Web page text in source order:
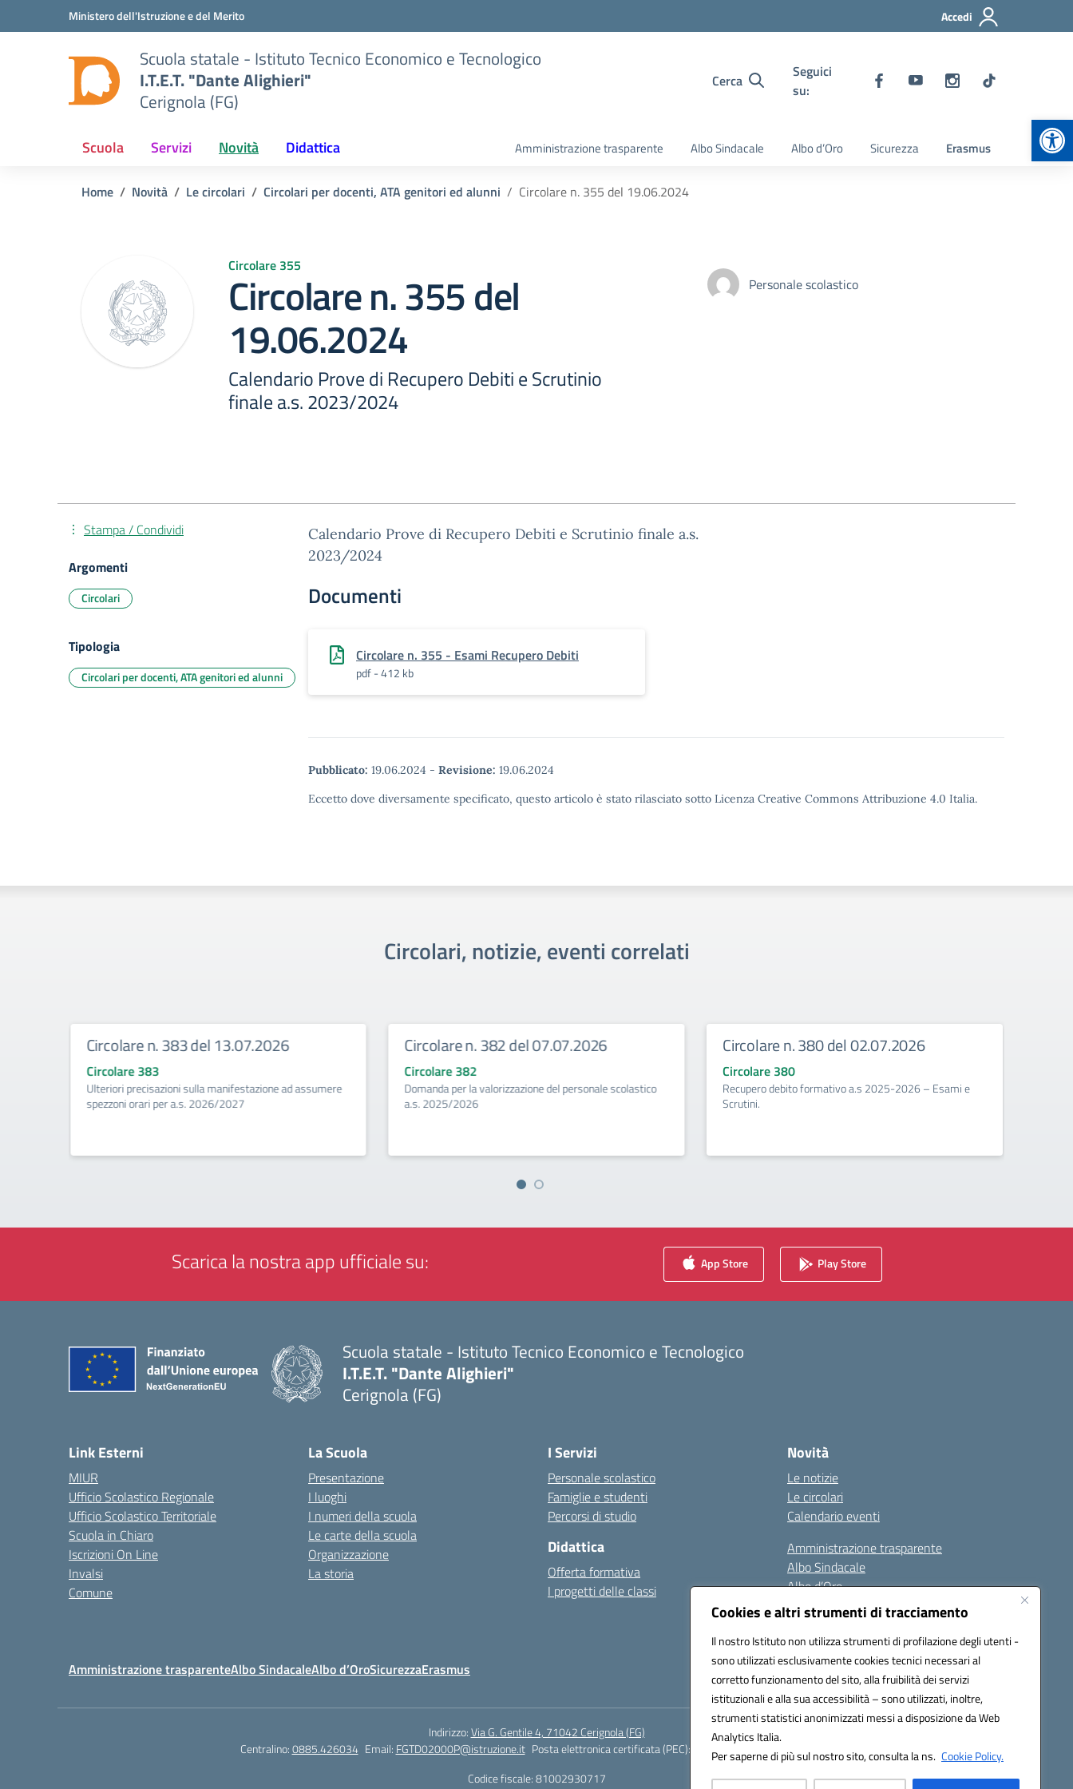
Cookies e altri strumenti di tracciamento
Il nostro Istituto non utilizza strumenti di profilazione degli utenti -
sono utilizzati esclusivamente cookies tecnici necessari al
corretto funzionamento del sito, alla fruibilità dei servizi
istituzionali e alla sua accessibilità – sono utilizzati, inoltre,
strumenti statistici anonimizzati messi a disposizione da Web
Analytics Italia.
Per saperne di più sul nostro sito, consulta la ns. Cookie Policy.
Vai ai contenuti
Vai al menu di navigazioneMinistero dell'Istruzione e del Merito Accedi
Scuola statale - Istituto Tecnico Economico e Tecnologico
I.T.E.T. "Dante Alighieri"
Cerignola (FG)
Cerca
Seguici
su:
Scuola Servizi Novità Didattica Amministrazione trasparente Albo Sindacale Albo d’Oro Sicurezza Erasmus
Home Novità Le circolari Circolari per docenti, ATA genitori ed alunni Circolare n. 355 del 19.06.2024
Circolare 355
Circolare n. 355 del
19.06.2024
Calendario Prove di Recupero Debiti e Scrutinio
finale a.s. 2023/2024
Personale scolastico
Calendario Prove di Recupero Debiti e Scrutinio finale a.s.
2023/2024
Documenti
Circolare n. 355 - Esami Recupero Debiti
pdf - 412 kb
Pubblicato: 19.06.2024 - Revisione: 19.06.2024
Eccetto dove diversamente specificato, questo articolo è stato rilasciato sotto Licenza Creative Commons Attribuzione 4.0 Italia.
Stampa / Condividi
Argomenti
Circolari
Tipologia
Circolari per docenti, ATA genitori ed alunni
Circolari, notizie, eventi correlati
Circolare n. 383 del 13.07.2026
Circolare 383
Ulteriori precisazioni sulla manifestazione ad assumere
spezzoni orari per a.s. 2026/2027
Circolare n. 382 del 07.07.2026
Circolare 382
Domanda per la valorizzazione del personale scolastico
a.s. 2025/2026
Circolare n. 380 del 02.07.2026
Circolare 380
Recupero debito formativo a.s 2025-2026 – Esami e
Scrutini.
Scarica la nostra app ufficiale su: App Store Play Store
Scuola statale - Istituto Tecnico Economico e Tecnologico
I.T.E.T. "Dante Alighieri"
Cerignola (FG)
Link Esterni
MIUR
Ufficio Scolastico Regionale
Ufficio Scolastico Territoriale
Scuola in Chiaro
Iscrizioni On Line
Invalsi
Comune
La Scuola
Presentazione
I luoghi
I numeri della scuola
Le carte della scuola
Organizzazione
La storia
I Servizi
Personale scolastico
Famiglie e studenti
Percorsi di studio
Didattica
Offerta formativa
I progetti delle classi
Novità
Le notizie
Le circolari
Calendario eventi
Amministrazione trasparente
Albo Sindacale
Albo d’Oro
Sicurezza
Erasmus
Amministrazione trasparenteAlbo SindacaleAlbo d’OroSicurezzaErasmus Seguici su:
Indirizzo:Via G. Gentile 4, 71042 Cerignola (FG)
Centralino:0885.426034 Email: FGTD02000P@istruzione.it Posta elettronica certificata (PEC):
fgtd02000p@pec.istruzione.it
Codice fiscale: 81002930717